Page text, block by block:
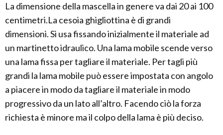
La dimensione della mascella in genere va dai 20 ai 100
centimetri.La cesoia ghigliottina è di grandi
dimensioni. Si usa fissando inizialmente il materiale ad
un martinetto idraulico. Una lama mobile scende verso
una lama fissa per tagliare il materiale. Per tagli più
grandi la lama mobile può essere impostata con angolo
a piacere in modo da tagliare il materiale in modo
progressivo da un lato all’altro. Facendo ciò la forza
richiesta è minore ma il colpo della lama è più deciso.